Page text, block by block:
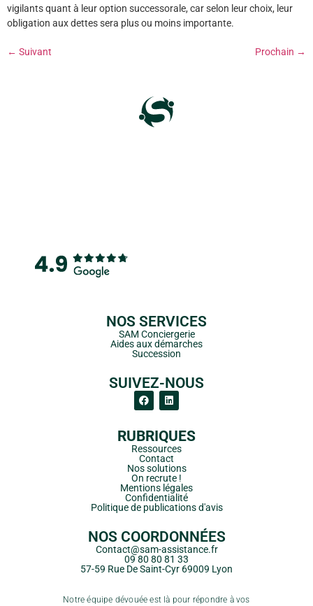
vigilants quant à leur option successorale, car selon leur choix, leur
obligation aux dettes sera plus ou moins importante.
← Suivant Prochain →
NOS SERVICES
SAM Conciergerie
Aides aux démarches
Succession
SUIVEZ-NOUS
RUBRIQUES
Ressources
Contact
Nos solutions
On recrute !
Mentions légales
Confidentialité
Politique de publications d'avis
NOS COORDONNÉES
Contact@sam-assistance.fr
09 80 80 81 33
57-59 Rue De Saint-Cyr 69009 Lyon
Notre équipe dévouée est là pour répondre à vos